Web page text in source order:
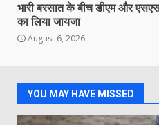
भारी बरसात के बीच डीएम और
का लिया जायजा
August 6, 2026
YOU MAY HAVE MISSED